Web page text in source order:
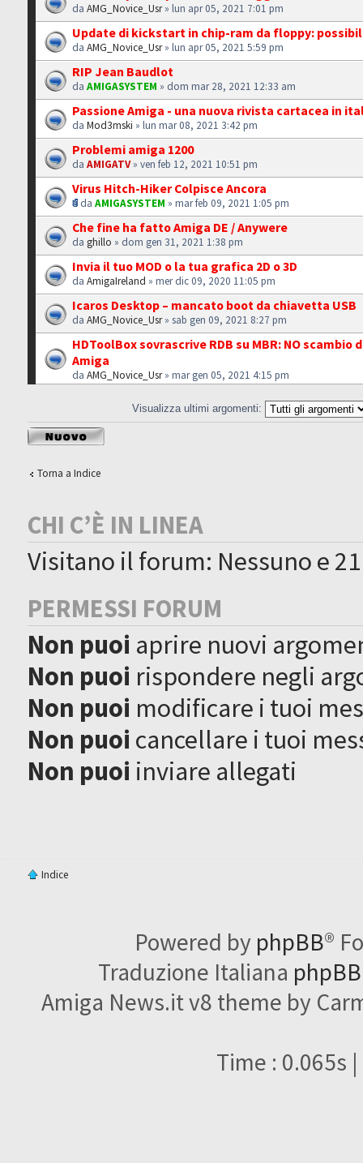
daAMG_Novice_Usr» lun apr 05, 2021 7:01 pm
Update di kickstart in chip-ram da floppy:
daAMG_Novice_Usr» lun apr 05, 2021 5:59 pm
RIP Jean Baudlot
daAMIGASYSTEM » dom mar 28, 2021 12:33 am
Passione Amiga - una nuova rivista cartacea in
daMod3mski » lun mar 08, 2021 3:42 pm
Problemi amiga 1200
daAMIGATV» ven feb 12, 2021 10:51 pm
Virus Hitch-Hiker Colpisce Ancora
daAMIGASYSTEM » mar feb 09, 2021 1:05 pm
Che fine ha fatto Amiga DE / Anywere
daghillo » dom gen 31, 2021 1:38 pm
Invia il tuo MOD o la tua grafica 2D o 3D
daAmigaIreland » mer dic 09, 2020 11:05 pm
Icaros Desktop – mancato boot da chiavetta USB
daAMG_Novice_Usr» sab gen 09, 2021 8:27 pm
HDToolBox sovrascrive RDB su MBR: NO scambio
Amiga
daAMG_Novice_Usr» mar gen 05, 2021 4:15 pm
Visualizza ultimi argomenti:
Scrivi un nuovo
argomento
Torna a Indice
CHI C’È IN LINEA
Visitano il forum: Nessuno e
PERMESSI FORUM
Non puoi aprire nuovi
Non puoi rispondere negli
Non puoi modificare i tuoi
Non puoi cancellare i tuoi
Non puoi inviare allegati
Indice
Powered by phpBB®
Traduzione Italiana
Amiga News.it v8 theme by
Time : 0.065s